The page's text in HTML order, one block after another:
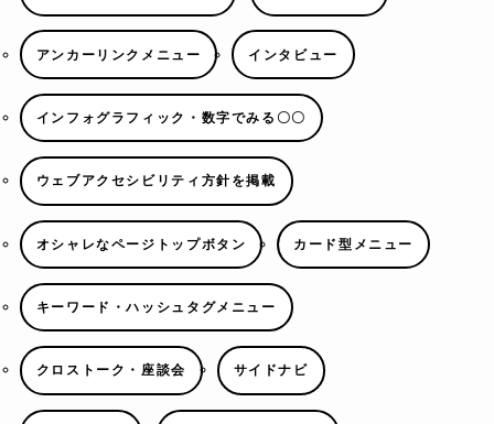
アンカーリンクメニュー インタビュー
インフォグラフィック・数字でみる〇〇
ウェブアクセシビリティ方針を掲載
オシャレなページトップボタン カード型メニュー
キーワード・ハッシュタグメニュー
クロストーク・座談会 サイドナビ